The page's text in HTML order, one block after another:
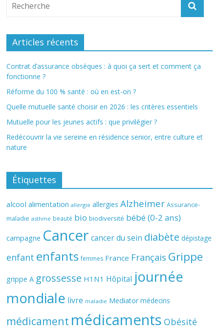
Articles récents
Contrat d’assurance obsèques : à quoi ça sert et comment ça
fonctionne ?
Réforme du 100 % santé : où en est-on ?
Quelle mutuelle santé choisir en 2026 : les critères essentiels
Mutuelle pour les jeunes actifs : que privilégier ?
Redécouvrir la vie sereine en résidence senior, entre culture et
nature
Étiquettes
alcool alimentation allergie allergies Alzheimer Assurance-
maladie asthme beauté bio biodiversité bébé (0-2 ans)
campagne Cancer cancer du sein diabète dépistage
enfant enfants femmes France Français Grippe
grippe A grossesse H1N1 Hôpital journée
mondiale livre maladie Mediator médecins
médicament médicaments Obésité